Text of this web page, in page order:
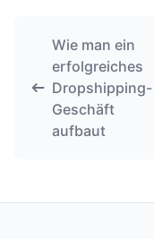
Wie man ein
erfolgreiches
Dropshipping-
Geschäft
aufbaut